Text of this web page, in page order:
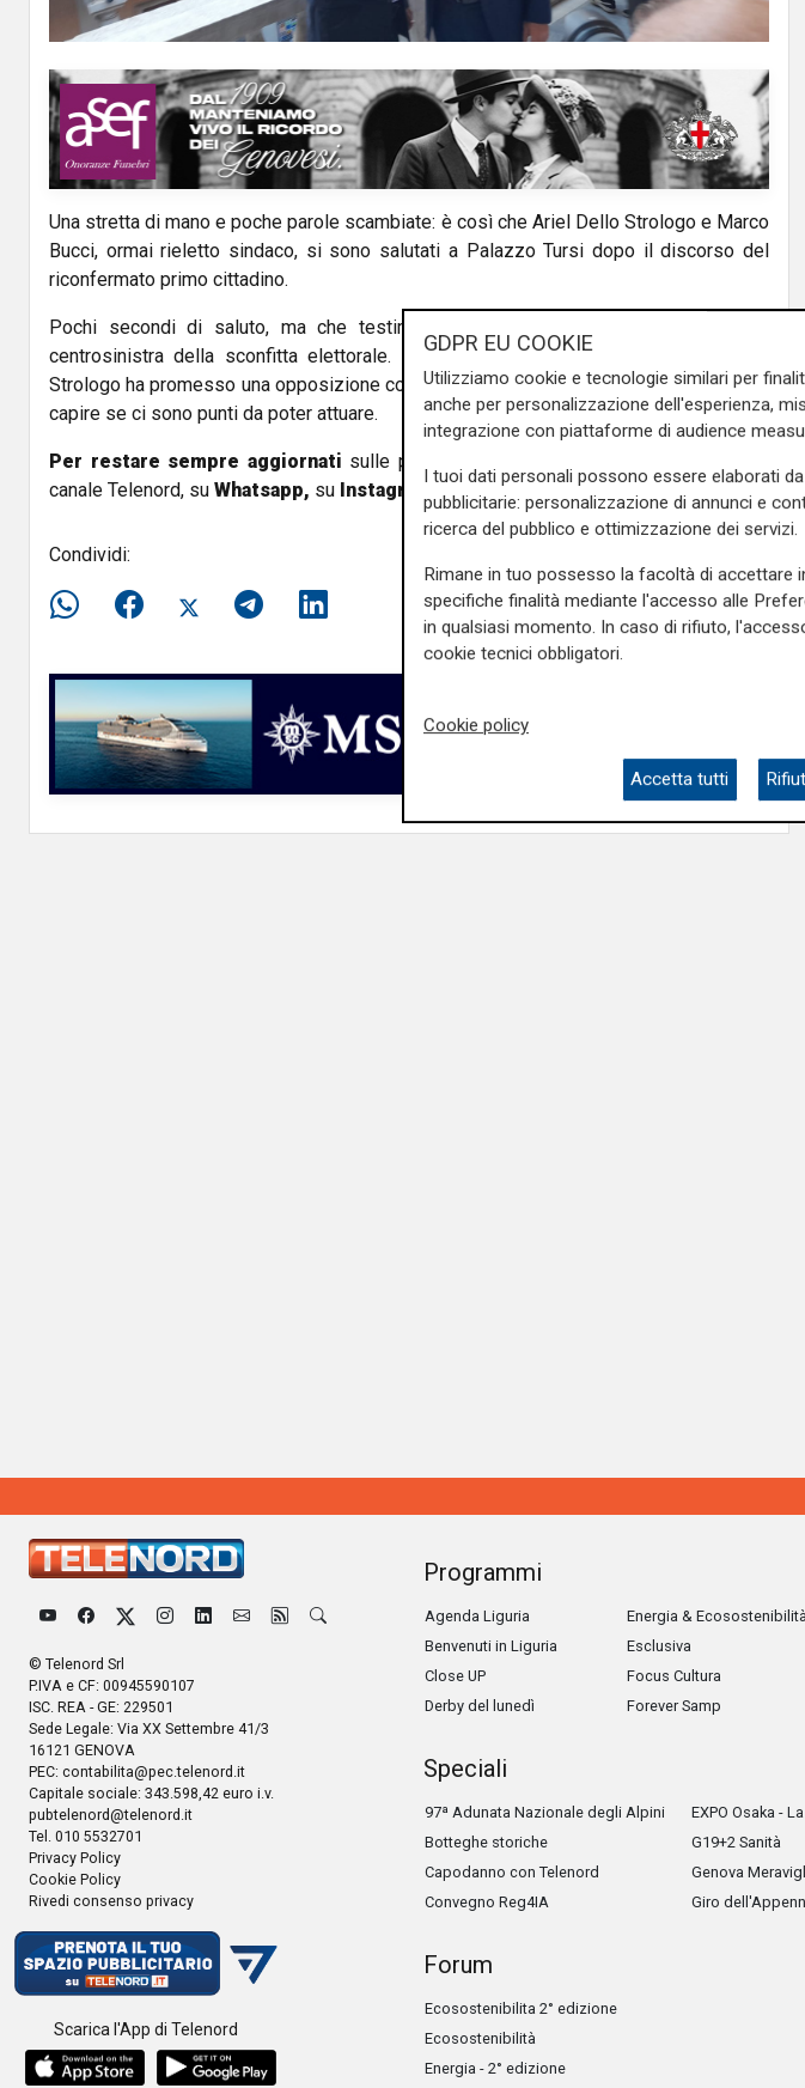
y
V
i
d
e
Una stretta di mano e poche parole scambiate: è così che Ariel Dello Strologo e Marco
Bucci, ormai rieletto sindaco, si sono salutati a Palazzo Tursi dopo il discorso del
riconfermato primo cittadino.
Pochi secondi di saluto, ma che testimoniano la presa d'atto del candidato di
centrosinistra della sconfitta elettorale. Bucci, da par suo, ha spiegato che Dello
Strologo ha promesso una opposizione costruttiva e che ne studierà il programma per
capire se ci sono punti da poter attuare.
Per restare sempre aggiornati sulle principali notizie sulla Liguria seguiteci sul
canale Telenord, su Whatsapp, su Instagram su Youtube e su Facebook .
Condividi:
© Telenord Srl
P.IVA e CF: 00945590107
ISC. REA - GE: 229501
Sede Legale: Via XX Settembre 41/3
16121 GENOVA
PEC: contabilita@pec.telenord.it
Capitale sociale: 343.598,42 euro i.v.
pubtelenord@telenord.it
Tel. 010 5532701
Privacy Policy
Cookie Policy
Rivedi consenso privacy
Scarica l'App di Telenord
Programmi
Agenda Liguria
Benvenuti in Liguria
Close UP
Derby del lunedì
Energia & Ecosostenibilità
Esclusiva
Focus Cultura
Forever Samp
Speciali
97ª Adunata Nazionale degli Alpini
Botteghe storiche
Capodanno con Telenord
Convegno Reg4IA
EXPO Osaka -
G19+2 Sanità
Genova
Giro
Forum
Ecosostenibilita 2° edizione
Ecosostenibilità
Energia - 2° edizione
GDPR EU COOKIE
Utilizziamo cookie e tecnologie similari per
anche per personalizzazione dell'esperienza,
integrazione con piattaforme di audience
I tuoi dati personali possono essere elaborati
pubblicitarie: personalizzazione di annunci e
ricerca del pubblico e ottimizzazione dei servizi.
Rimane in tuo possesso la facoltà di accettare
specifiche finalità mediante l'accesso alle
in qualsiasi momento. In caso di rifiuto,
cookie tecnici obbligatori.
Cookie policy
Accetta tutti